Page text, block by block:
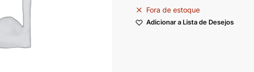
Fora de estoque
Adicionar a Lista de Desejos